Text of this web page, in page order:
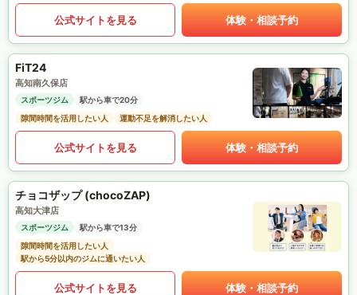
公式サイトを見る 体験・相談予約
FiT24
高知南久保店
スポーツジム
駅から車で20分
隙間時間を活用したい人
運動不足を解消したい人
公式サイトを見る 体験・相談予約
チョコザップ (chocoZAP)
高知大津店
スポーツジム
駅から車で13分
隙間時間を活用したい人
駅から5分以内のジムに通いたい人
公式サイトを見る 体験・相談予約